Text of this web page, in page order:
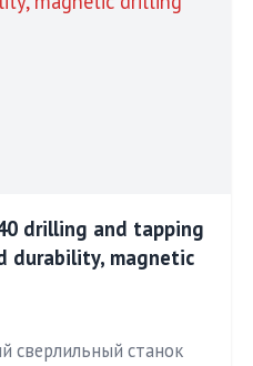
drilling and tapping
durability, magnetic
сверлильный станок